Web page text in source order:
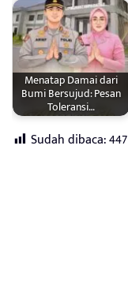
Menatap Damai dari
Bumi Bersujud: Pesan
Toleransi…
Sudah dibaca:447